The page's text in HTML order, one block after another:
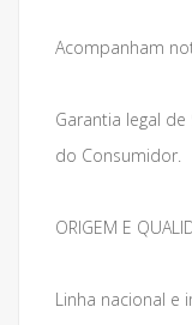
Acompanham
Garantia legal
do Consumidor.
ORIGEM E
Linha nacional e